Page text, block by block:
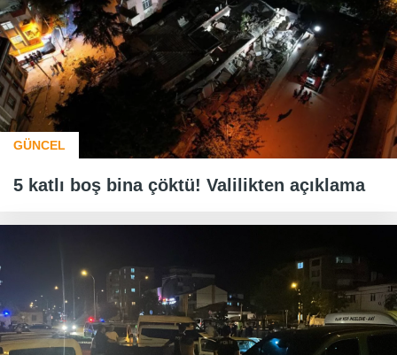
GÜNCEL
5 katlı boş bina çöktü! Valilikten açıklama